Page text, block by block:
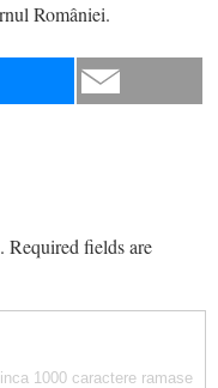
României.
Required fields are
inca 1000 caractere ramase